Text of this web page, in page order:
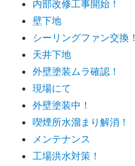
内部改修工事開始！
壁下地
シーリングファン交換！
天井下地
外壁塗装ムラ確認！
現場にて
外壁塗装中！
喫煙所水溜まり解消！
メンテナンス
工場洪水対策！